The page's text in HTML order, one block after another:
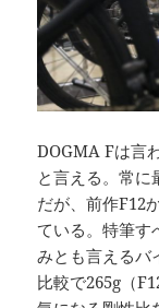
DOGMA Fは言
と言える。常
だが、前作F12
ている。特筆す
みとも言えるバ
比較で265g（